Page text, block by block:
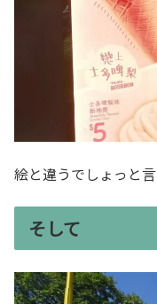
絵と違うでしょっと
そして